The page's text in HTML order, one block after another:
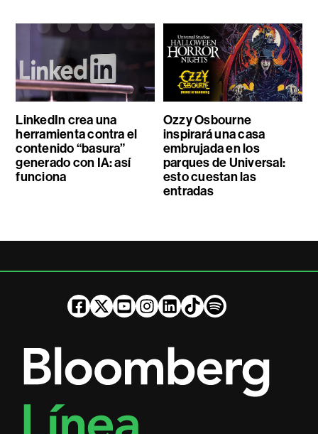
LinkedIn crea una
herramienta contra el
contenido “basura”
generado con IA: así
funciona
Ozzy Osbourne
inspirará una casa
embrujada en los
parques de Universal:
esto cuestan las
entradas